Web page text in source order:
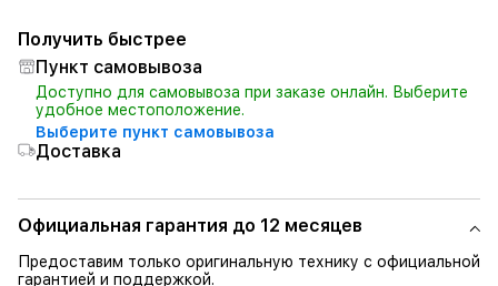
Получить быстрее
Пункт самовывоза
Доступно для самовывоза при заказе онлайн. Выберите
удобное местоположение.
Выберите пункт самовывоза
Доставка
Официальная гарантия до 12 месяцев
Предоставим только оригинальную технику с официальной
гарантией и поддержкой.